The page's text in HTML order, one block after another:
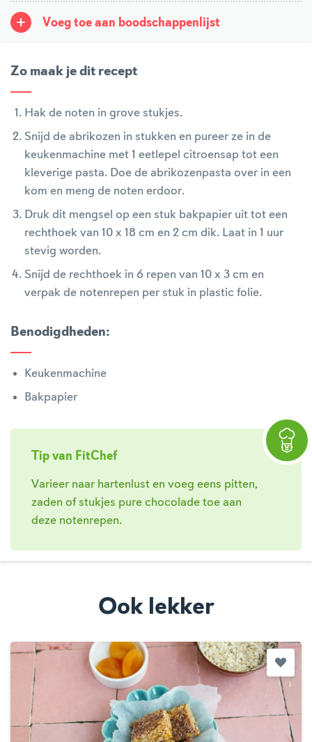
Voeg toe aan boodschappenlijst
Zo maak je dit recept
Hak de noten in grove stukjes.
Snijd de abrikozen in stukken en pureer ze in de
keukenmachine met 1 eetlepel citroensap tot een
kleverige pasta. Doe de abrikozenpasta over in een
kom en meng de noten erdoor.
Druk dit mengsel op een stuk bakpapier uit tot een
rechthoek van 10 x 18 cm en 2 cm dik. Laat in 1 uur
stevig worden.
Snijd de rechthoek in 6 repen van 10 x 3 cm en
verpak de notenrepen per stuk in plastic folie.
Benodigdheden:
Keukenmachine
Bakpapier
Tip van FitChef
Varieer naar hartenlust en voeg eens pitten,
zaden of stukjes pure chocolade toe aan
deze notenrepen.
Ook lekker